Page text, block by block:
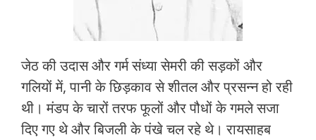
जेठ की उदास और गर्म संध्या सेमरी की सड़कों और
गलियों में, पानी के छिड़काव से शीतल और प्रसन्न हो रही
थी। मंडप के चारों तरफ फूलों और पौधों के गमले सजा
दिए गए थे और बिजली के पंखे चल रहे थे। रायसाहब